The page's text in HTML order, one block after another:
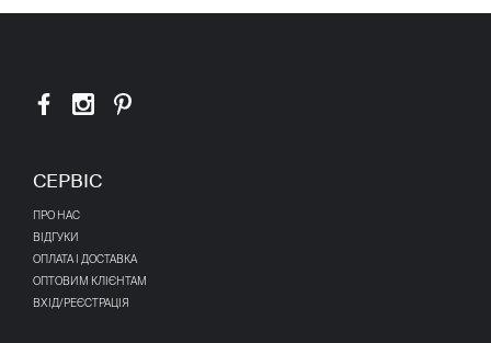
СЕРВІС
ПРО НАС
ВІДГУКИ
ОПЛАТА І ДОСТАВКА
ОПТОВИМ КЛІЄНТАМ
ВХІД/РЕЄСТРАЦІЯ